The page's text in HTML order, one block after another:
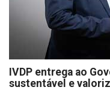
IVDP entrega ao
sustentável e